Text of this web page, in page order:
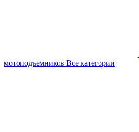
мотоподъемников Все категории